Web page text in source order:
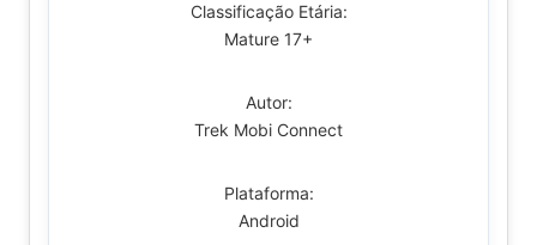
Classificação Etária:
Mature 17+
Autor:
Trek Mobi Connect
Plataforma:
Android